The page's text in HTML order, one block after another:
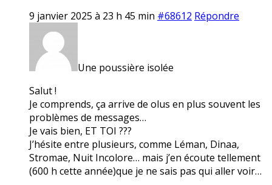
9 janvier 2025 à 23 h 45 min #68612 Répondre
Une poussière isolée
Salut !
Je comprends, ça arrive de olus en plus souvent les
problèmes de messages…
Je vais bien, ET TOI ???
J’hésite entre plusieurs, comme Léman, Dinaa,
Stromae, Nuit Incolore… mais j’en écoute tellement
(600 h cette année)que je ne sais pas qui aller voir…